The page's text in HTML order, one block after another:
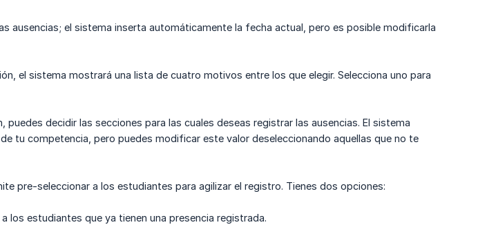
ausencias; el sistema inserta automáticamente la fecha actual, pero es posible modificarla
el sistema mostrará una lista de cuatro motivos entre los que elegir. Selecciona uno para
puedes decidir las secciones para las cuales deseas registrar las ausencias. El sistema
tu competencia, pero puedes modificar este valor deseleccionando aquellas que no te
pre-seleccionar a los estudiantes para agilizar el registro. Tienes dos opciones:
los estudiantes que ya tienen una presencia registrada.